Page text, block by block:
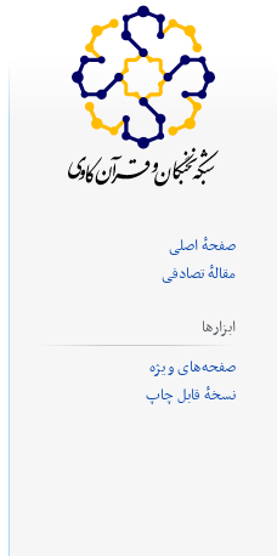
صفحهٔ اصلی
مقالهٔ تصادفی
ابزارها
صفحه‌های ویژه
نسخهٔ قابل چاپ